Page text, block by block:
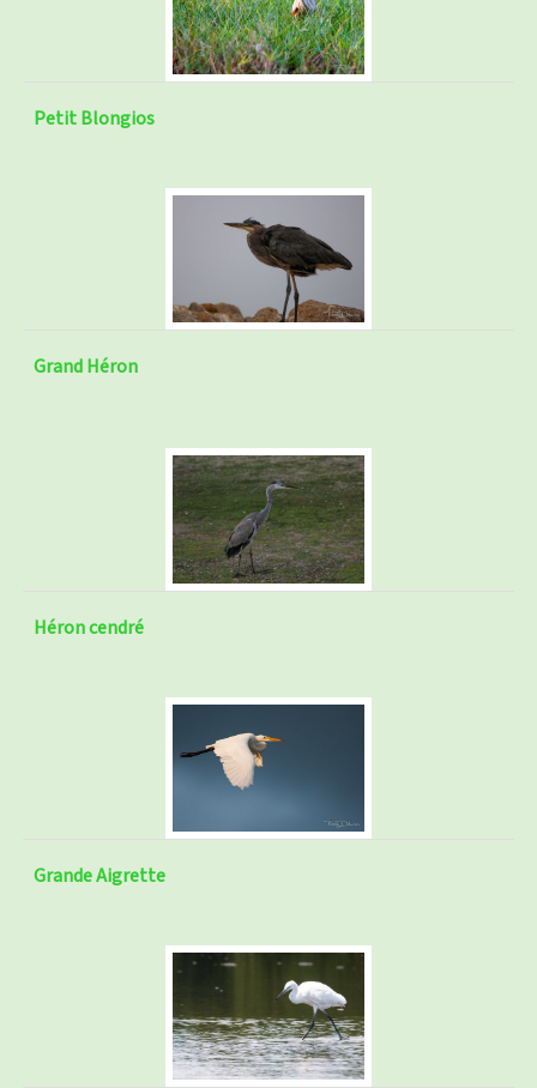
Petit Blongios
Grand Héron
Héron cendré
Grande Aigrette